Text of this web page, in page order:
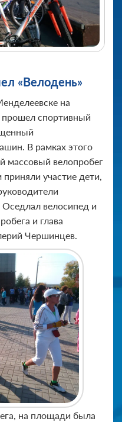
«Велодень»
на
спортивный
В рамках этого
массовый велопробег
участие дети,
велосипед и
и глава
Чершинцев.
на площади была